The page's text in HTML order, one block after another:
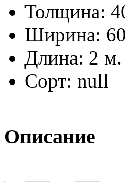
Толщина:
Ширина:
Длина: 2 м.
Сорт: null
Описание